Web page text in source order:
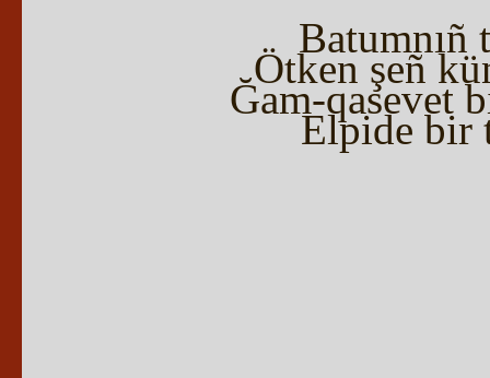
Batumnıñ
Ötken şeñ
Ğam-qasevet
Elpide bir